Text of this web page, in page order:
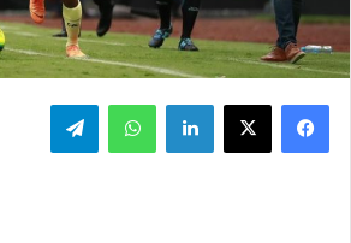
فيسبوك ‫X لينكدإن واتساب تيلقرام